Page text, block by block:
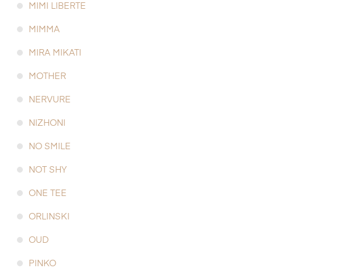
MIMI LIBERTE
MIMMA
MIRA MIKATI
MOTHER
NERVURE
NIZHONI
NO SMILE
NOT SHY
ONE TEE
ORLINSKI
OUD
PINKO